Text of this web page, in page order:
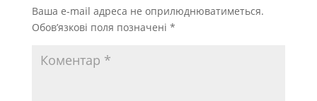
Ваша e-mail адреса не оприлюднюватиметься.
Обов’язкові поля позначені *